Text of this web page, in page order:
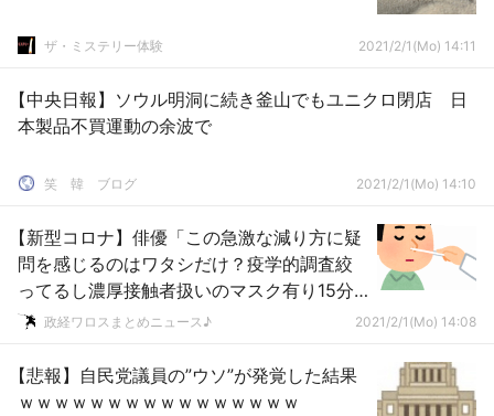
ザ・ミステリー体験 2021/2/1(Mo) 14:11
【中央日報】ソウル明洞に続き釜山でもユニクロ閉店 日
本製品不買運動の余波で
笑 韓 ブログ 2021/2/1(Mo) 14:10
【新型コロナ】俳優「この急激な減り方に疑
問を感じるのはワタシだけ？疫学的調査絞
ってるし濃厚接触者扱いのマスク有り15分
以内ってのもどうなの？」
政経ワロスまとめニュース♪ 2021/2/1(Mo) 14:08
【悲報】自民党議員の”ウソ”が発覚した結果
ｗｗｗｗｗｗｗｗｗｗｗｗｗｗｗｗ